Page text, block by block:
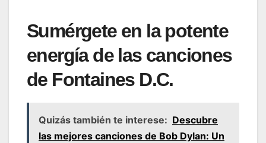
Sumérgete en la potente
energía de las canciones
de Fontaines D.C.
Quizás también te interese: Descubre
las mejores canciones de Bob Dylan: Un